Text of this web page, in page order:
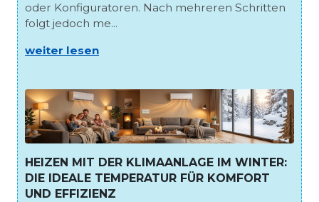
oder Konfiguratoren. Nach mehreren Schritten
folgt jedoch me...
weiter lesen
HEIZEN MIT DER KLIMAANLAGE IM WINTER:
DIE IDEALE TEMPERATUR FÜR KOMFORT
UND EFFIZIENZ